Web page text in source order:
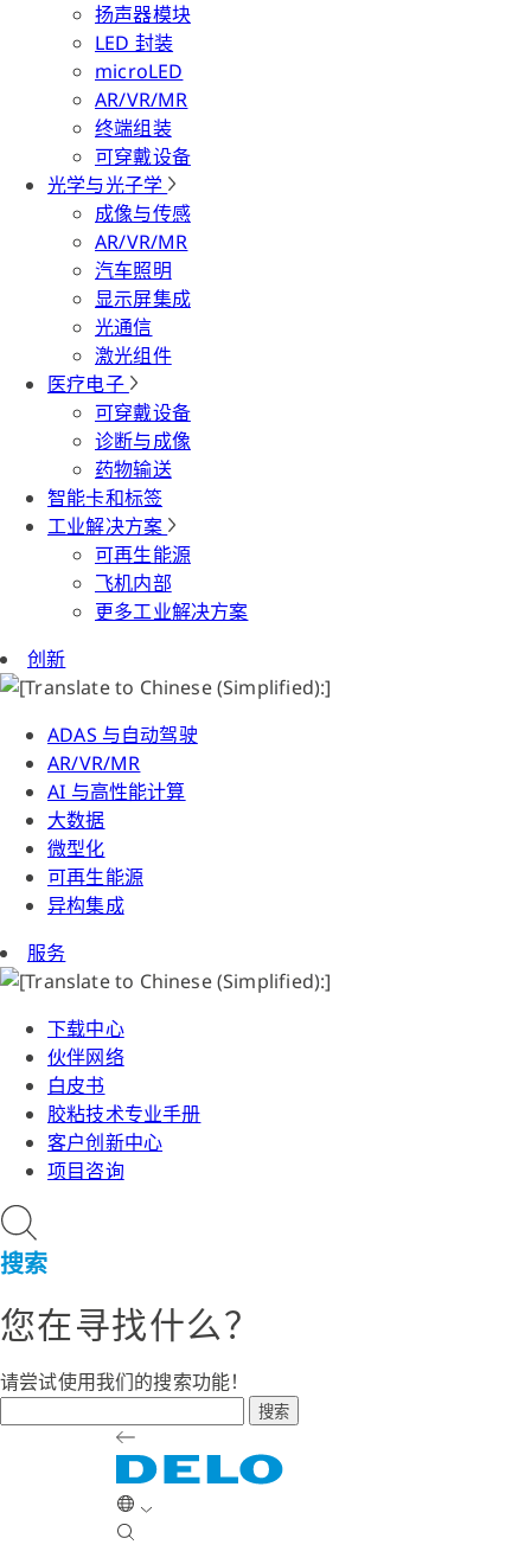
扬声器模块
LED 封装
microLED
AR/VR/MR
终端组装
可穿戴设备
光学与光子学
成像与传感
AR/VR/MR
汽车照明
显示屏集成
光通信
激光组件
医疗电子
可穿戴设备
诊断与成像
药物输送
智能卡和标签
工业解决方案
可再生能源
飞机内部
更多工业解决方案
创新
ADAS 与自动驾驶
AR/VR/MR
AI 与高性能计算
大数据
微型化
可再生能源
异构集成
服务
下载中心
伙伴网络
白皮书
胶粘技术专业手册
客户创新中心
项目咨询
搜索
您在寻找什么？
请尝试使用我们的搜索功能！
搜索